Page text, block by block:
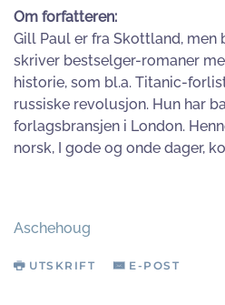
Om forfatteren:
Gill Paul er fra Skottland, men
skriver bestselger-romaner
historie, som bl.a. Titanic-
russiske revolusjon. Hun har
forlagsbransjen i London.
norsk, I gode og onde dager,
Aschehoug
UTSKRIFT E-POST